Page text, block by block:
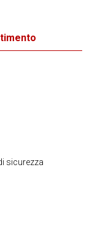
sicurezza